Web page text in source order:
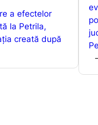
p
p
er
a efectelor
la Petrila,
creată după